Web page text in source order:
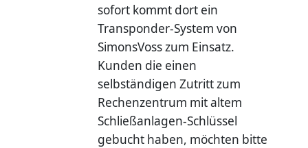
sofort kommt dort ein
Transponder-System von
SimonsVoss zum Einsatz.
Kunden die einen
selbständigen Zutritt zum
Rechenzentrum mit altem
Schließanlagen-Schlüssel
gebucht haben, möchten bitte